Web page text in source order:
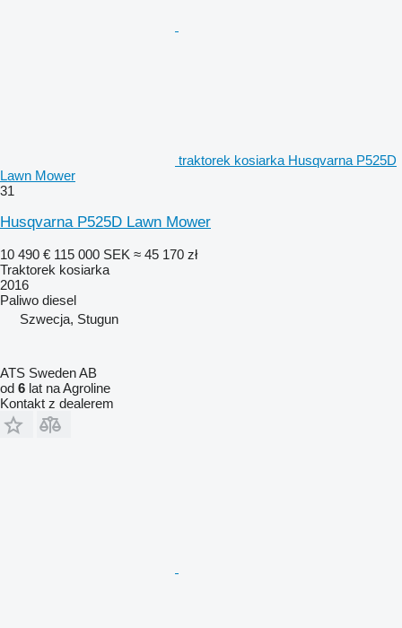
traktorek kosiarka Husqvarna P525D
Lawn Mower
31
Husqvarna P525D Lawn Mower
10 490 € 115 000 SEK ≈ 45 170 zł
Traktorek kosiarka
2016
Paliwo diesel
Szwecja, Stugun
ATS Sweden AB
od 6 lat na Agroline
Kontakt z dealerem